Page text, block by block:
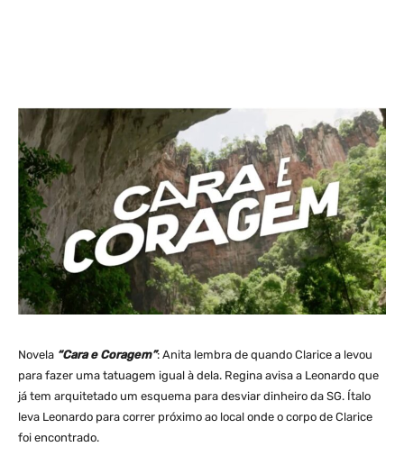
Novela “Cara e Coragem”: Anita lembra de quando Clarice a levou
para fazer uma tatuagem igual à dela. Regina avisa a Leonardo que
já tem arquitetado um esquema para desviar dinheiro da SG. Ítalo
leva Leonardo para correr próximo ao local onde o corpo de Clarice
foi encontrado.